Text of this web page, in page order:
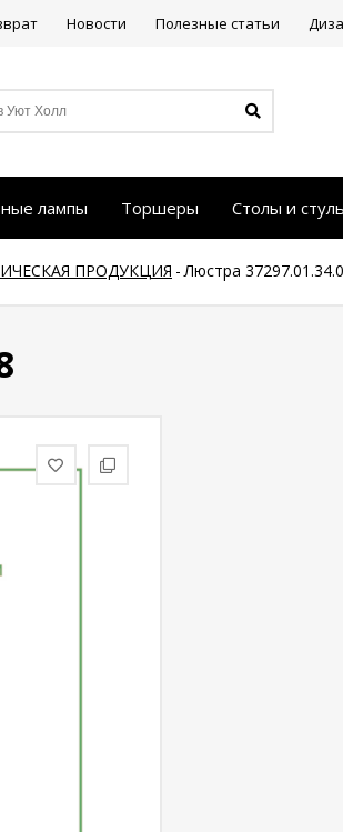
Новости Полезные статьи
лампы Торшеры Столы и
ПРОДУКЦИЯ - Люстра